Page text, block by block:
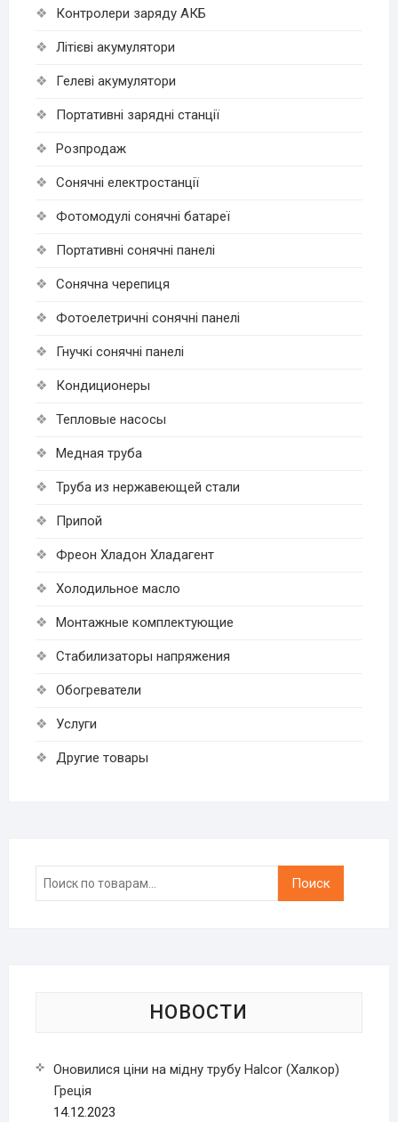
Контролери заряду АКБ
Літієві акумулятори
Гелеві акумулятори
Портативні зарядні станції
Розпродаж
Cонячні електростанції
Фотомодулі сонячні батареї
Портативні сонячні панелі
Сонячна черепиця
Фотоелетричні cонячні панелі
Гнучкі cонячні панелі
Кондиционеры
Тепловые насосы
Медная труба
Труба из нержавеющей стали
Припой
Фреон Хладон Хладагент
Холодильное масло
Монтажные комплектующие
Стабилизаторы напряжения
Обогреватели
Услуги
Другие товары
Искать:
Поиск
НОВОСТИ
Оновилися ціни на мідну трубу Halcor (Халкор)
Греція
14.12.2023